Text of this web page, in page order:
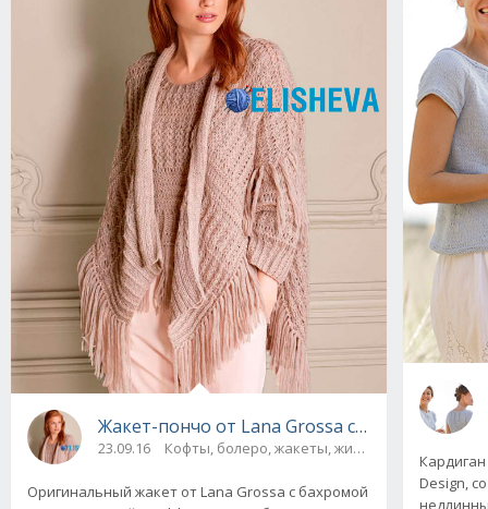
Жакет-пончо от Lana Grossa с бахромой и
23.09.16 Кофты, болеро, жакеты, жилеты, пуловеры и
Оригинальный жакет от Lana Grossa с бахромой
Design,